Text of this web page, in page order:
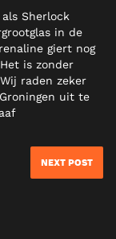
Sherlock
in de
giert nog
is zonder
raden zeker
uit te
NEXT POST